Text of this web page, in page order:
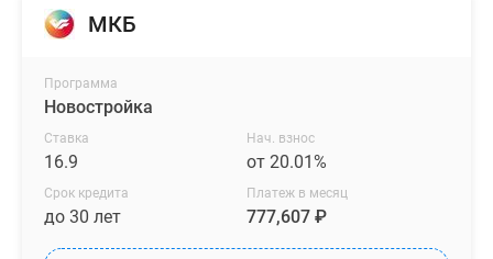
МКБ
Программа
Новостройка
Ставка
16.9
Нач. взнос
от 20.01%
Срок кредита
до 30 лет
Платеж в месяц
777,607 ₽